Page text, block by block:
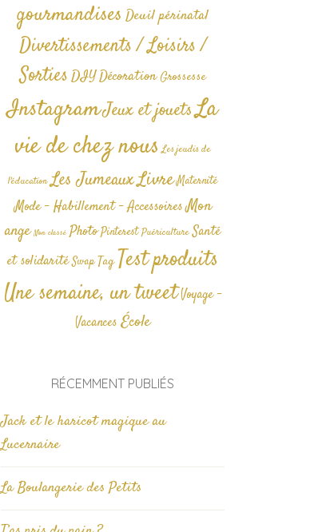
gourmandises Deuil périnatal
Divertissements / Loisirs /
SortiesDIYDécoration Grossesse
InstagramJeux et jouetsLa
vie de chez nous Les jeudis de
l'éducation Les JumeauxLivre Maternité
Mode - Habillement - AccessoiresMon
ange Non classé Photo Pinterest Puériculture Santé
et solidarité Swap TagTest produits
Une semaine, un tweetVoyage -
Vacances École
RÉCEMMENT PUBLIÉS
Jack et le haricot magique au
Lucernaire
La Boulangerie des Petits